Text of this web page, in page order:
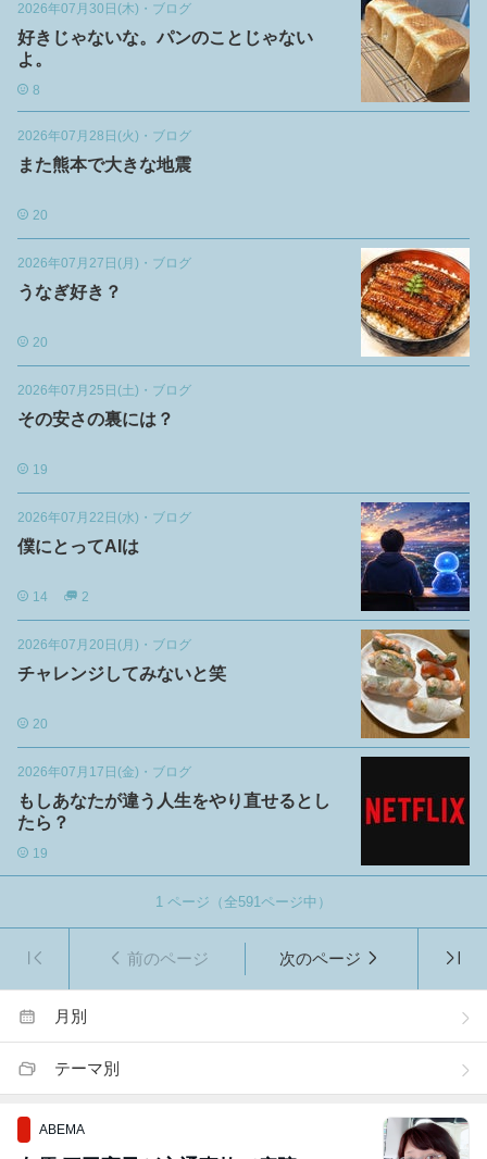
2026年07月30日(木) ・ ブログ
好きじゃないな。パンのことじゃない
よ。
8
2026年07月28日(火) ・ ブログ
また熊本で大きな地震
20
2026年07月27日(月) ・ ブログ
うなぎ好き？
20
2026年07月25日(土) ・ ブログ
その安さの裏には？
19
2026年07月22日(水) ・ ブログ
僕にとってAIは
14 2
2026年07月20日(月) ・ ブログ
チャレンジしてみないと笑
20
2026年07月17日(金) ・ ブログ
もしあなたが違う人生をやり直せるとし
たら？
19
1 ページ（全591ページ中）
前のページ 次のページ
月別
テーマ別
ABEMA